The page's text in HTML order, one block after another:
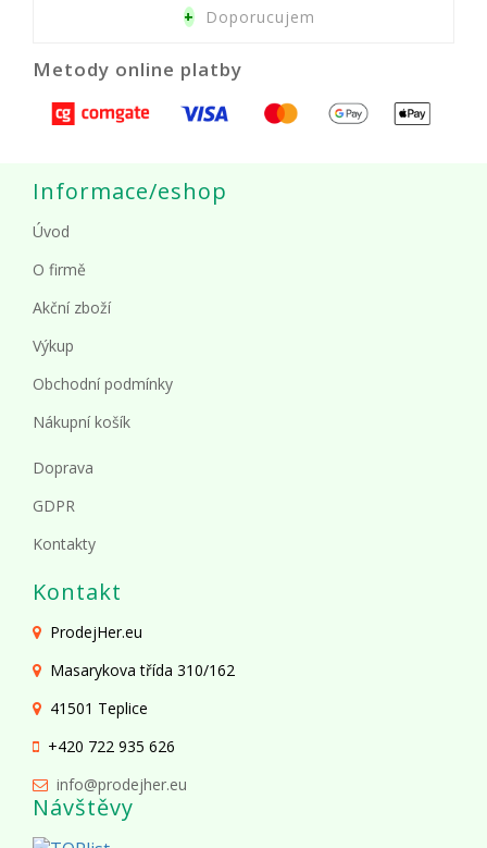
+Doporucujem
Metody online platby
Informace/eshop
Úvod
O firmě
Akční zboží
Výkup
Obchodní podmínky
Nákupní košík
Doprava
GDPR
Kontakty
Kontakt
ProdejHer.eu
Masarykova třída 310/162
41501 Teplice
+420 722 935 626
info@prodejher.eu
Návštěvy